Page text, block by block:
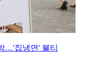
…'집냉면' 불티